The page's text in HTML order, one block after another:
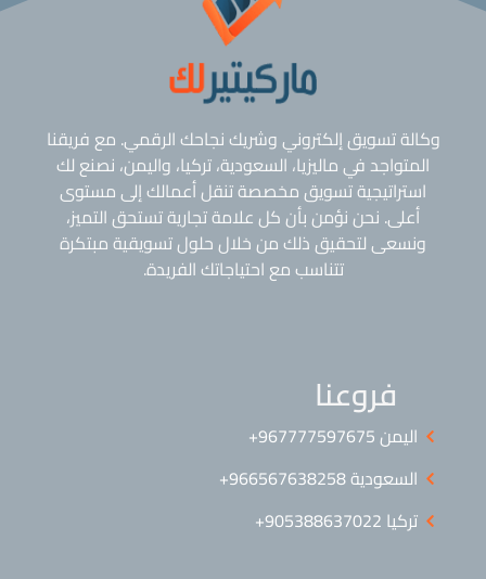
وكالة تسويق إلكتروني وشريك نجاحك الرقمي. مع فريقنا
المتواجد في ماليزيا، السعودية، تركيا، واليمن، نصنع لك
استراتيجية تسويق مخصصة تنقل أعمالك إلى مستوى
أعلى. نحن نؤمن بأن كل علامة تجارية تستحق التميز،
ونسعى لتحقيق ذلك من خلال حلول تسويقية مبتكرة
تتناسب مع احتياجاتك الفريدة.
فروعنا
اليمن ⁦+967777597675⁩
السعودية 966567638258+
تركيا 905388637022+